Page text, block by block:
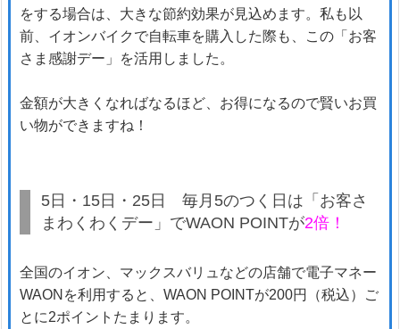
をする場合は、大きな節約効果が見込めます。私も以
前、イオンバイクで自転車を購入した際も、この「お客
さま感謝デー」を活用しました。
金額が大きくなればなるほど、お得になるので賢いお買
い物ができますね！
5日・15日・25日 毎月5のつく日は「お客さ
まわくわくデー」でWAON POINTが2倍！
全国のイオン、マックスバリュなどの店舗で電子マネー
WAONを利用すると、WAON POINTが200円（税込）ご
とに2ポイントたまります。